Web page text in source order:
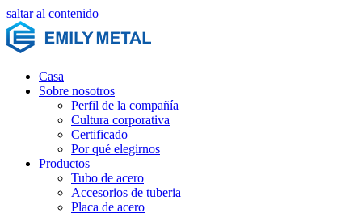
saltar al contenido
Casa
Sobre nosotros
Perfil de la compañía
Cultura corporativa
Certificado
Por qué elegirnos
Productos
Tubo de acero
Accesorios de tuberia
Placa de acero